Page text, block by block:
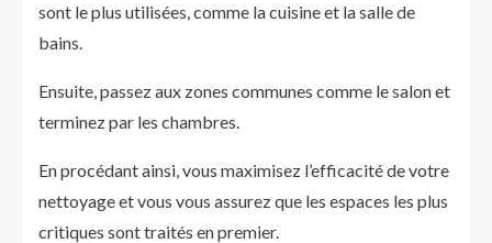
sont le plus utilisées, comme la cuisine et la salle de
bains.
Ensuite, passez aux zones communes comme le salon et
terminez par les chambres.
En procédant ainsi, vous maximisez l’efficacité de votre
nettoyage et vous vous assurez que les espaces les plus
critiques sont traités en premier.